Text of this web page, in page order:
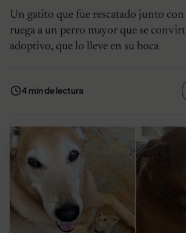
Un gatito que fue rescatado junto con
ruega a un perro mayor que se
adoptivo, que lo lleve en su boca
4 min de lectura